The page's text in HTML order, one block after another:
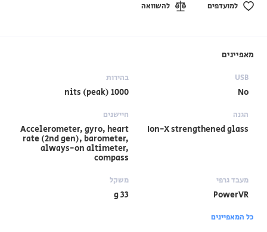
למועדפים להשוואה
מאפיינים
USB
No
בהירות
1000 nits (peak)
הגנה
Ion-X strengthened glass
חיישנים
Accelerometer, gyro, heart
rate (2nd gen), barometer,
always-on altimeter,
compass
מעבד גרפי
PowerVR
משקל
33 g
כל המאפיינים